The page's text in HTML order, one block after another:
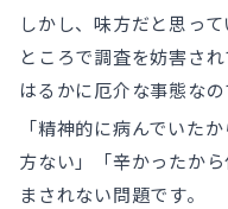
しかし、味方だと思っ
ところで調査を妨害さ
はるかに厄介な事態なの
「精神的に病んでいた
方ない」「辛かったか
まされない問題です。